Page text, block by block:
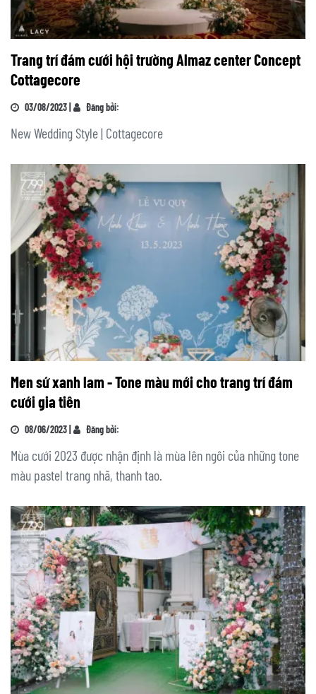
Trang trí đám cưới hội trường Almaz center Concept
Cottagecore
03/08/2023 | Đăng bởi:
New Wedding Style | Cottagecore
Men sứ xanh lam - Tone màu mới cho trang trí đám
cưới gia tiên
08/06/2023 | Đăng bởi:
Mùa cưới 2023 được nhận định là mùa lên ngôi của những tone
màu pastel trang nhã, thanh tao.